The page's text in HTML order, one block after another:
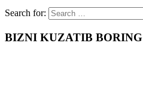
Search for:
BIZNI KUZATIB BORING